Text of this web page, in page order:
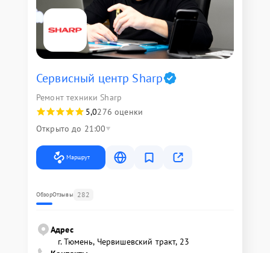
Сервисный центр Sharp
Ремонт техники Sharp
5,0276 оценки
Открыто до 21:00
Маршрут
ОбзорОтзывы 282
Адрес
г. Тюмень, ​Червишевский тракт, 23